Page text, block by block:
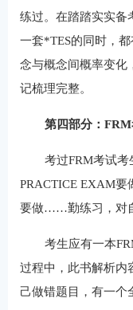
练过。在踏踏实实备
一套*TES的同时，
念与概念间概率变化
记梳理完整。
第四部分：
考过FRM考试
PRACTICE EXAM要
要做……勤练习，对
考生应有一本
过程中，此书解析内
己做错题目，有一个